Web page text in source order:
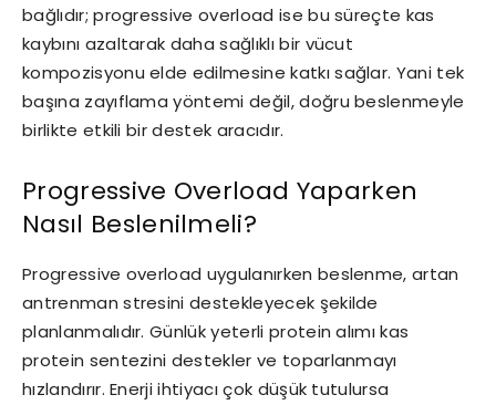
bağlıdır; progressive overload ise bu süreçte kas
kaybını azaltarak daha sağlıklı bir vücut
kompozisyonu elde edilmesine katkı sağlar. Yani tek
başına zayıflama yöntemi değil, doğru beslenmeyle
birlikte etkili bir destek aracıdır.
Progressive Overload Yaparken
Nasıl Beslenilmeli?
Progressive overload uygulanırken beslenme, artan
antrenman stresini destekleyecek şekilde
planlanmalıdır. Günlük yeterli protein alımı kas
protein sentezini destekler ve toparlanmayı
hızlandırır. Enerji ihtiyacı çok düşük tutulursa